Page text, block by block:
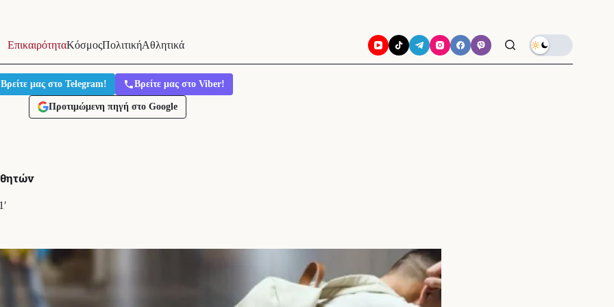
ΕπικαιρότηταΚόσμοςΠολιτικήΑθλητικά
Βρείτε μας στο Telegram! Βρείτε μας στο Viber!
Προτιμώμενη πηγή στο Google
1′